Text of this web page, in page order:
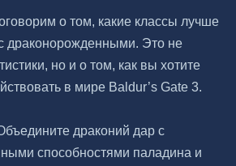
о том, какие классы лучше
драконорожденными. Это не
но и о том, как вы хотите
в мире Baldur’s Gate 3.
драконий дар с
способностями паладина и